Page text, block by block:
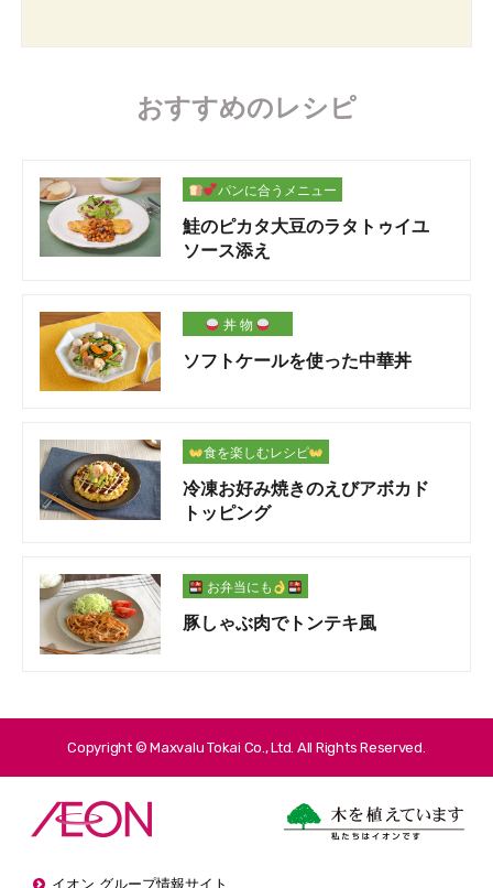
おすすめのレシピ
パンに合うメニュー
鮭のピカタ大豆のラタトゥイユ
ソース添え
丼 物
ソフトケールを使った中華丼
食を楽しむレシピ
冷凍お好み焼きのえびアボカド
トッピング
お弁当にも
豚しゃぶ肉でトンテキ風
Copyright © Maxvalu Tokai Co., Ltd. All Rights Reserved.
イオン グループ情報サイト